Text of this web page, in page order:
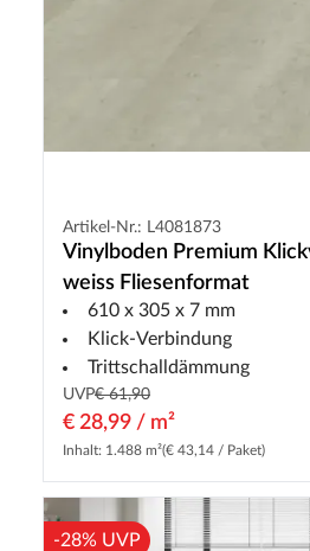
Artikel-Nr.: L4081873
Vinylboden Premium
weiss Fliesenformat
610 x 305 x 7 mm
Klick-Verbindung
Trittschalldämmung
UVP€ 61,90
€ 28,99 / m²
Inhalt: 1.488 m²(€ 43,14 / Paket)
-28% UVP